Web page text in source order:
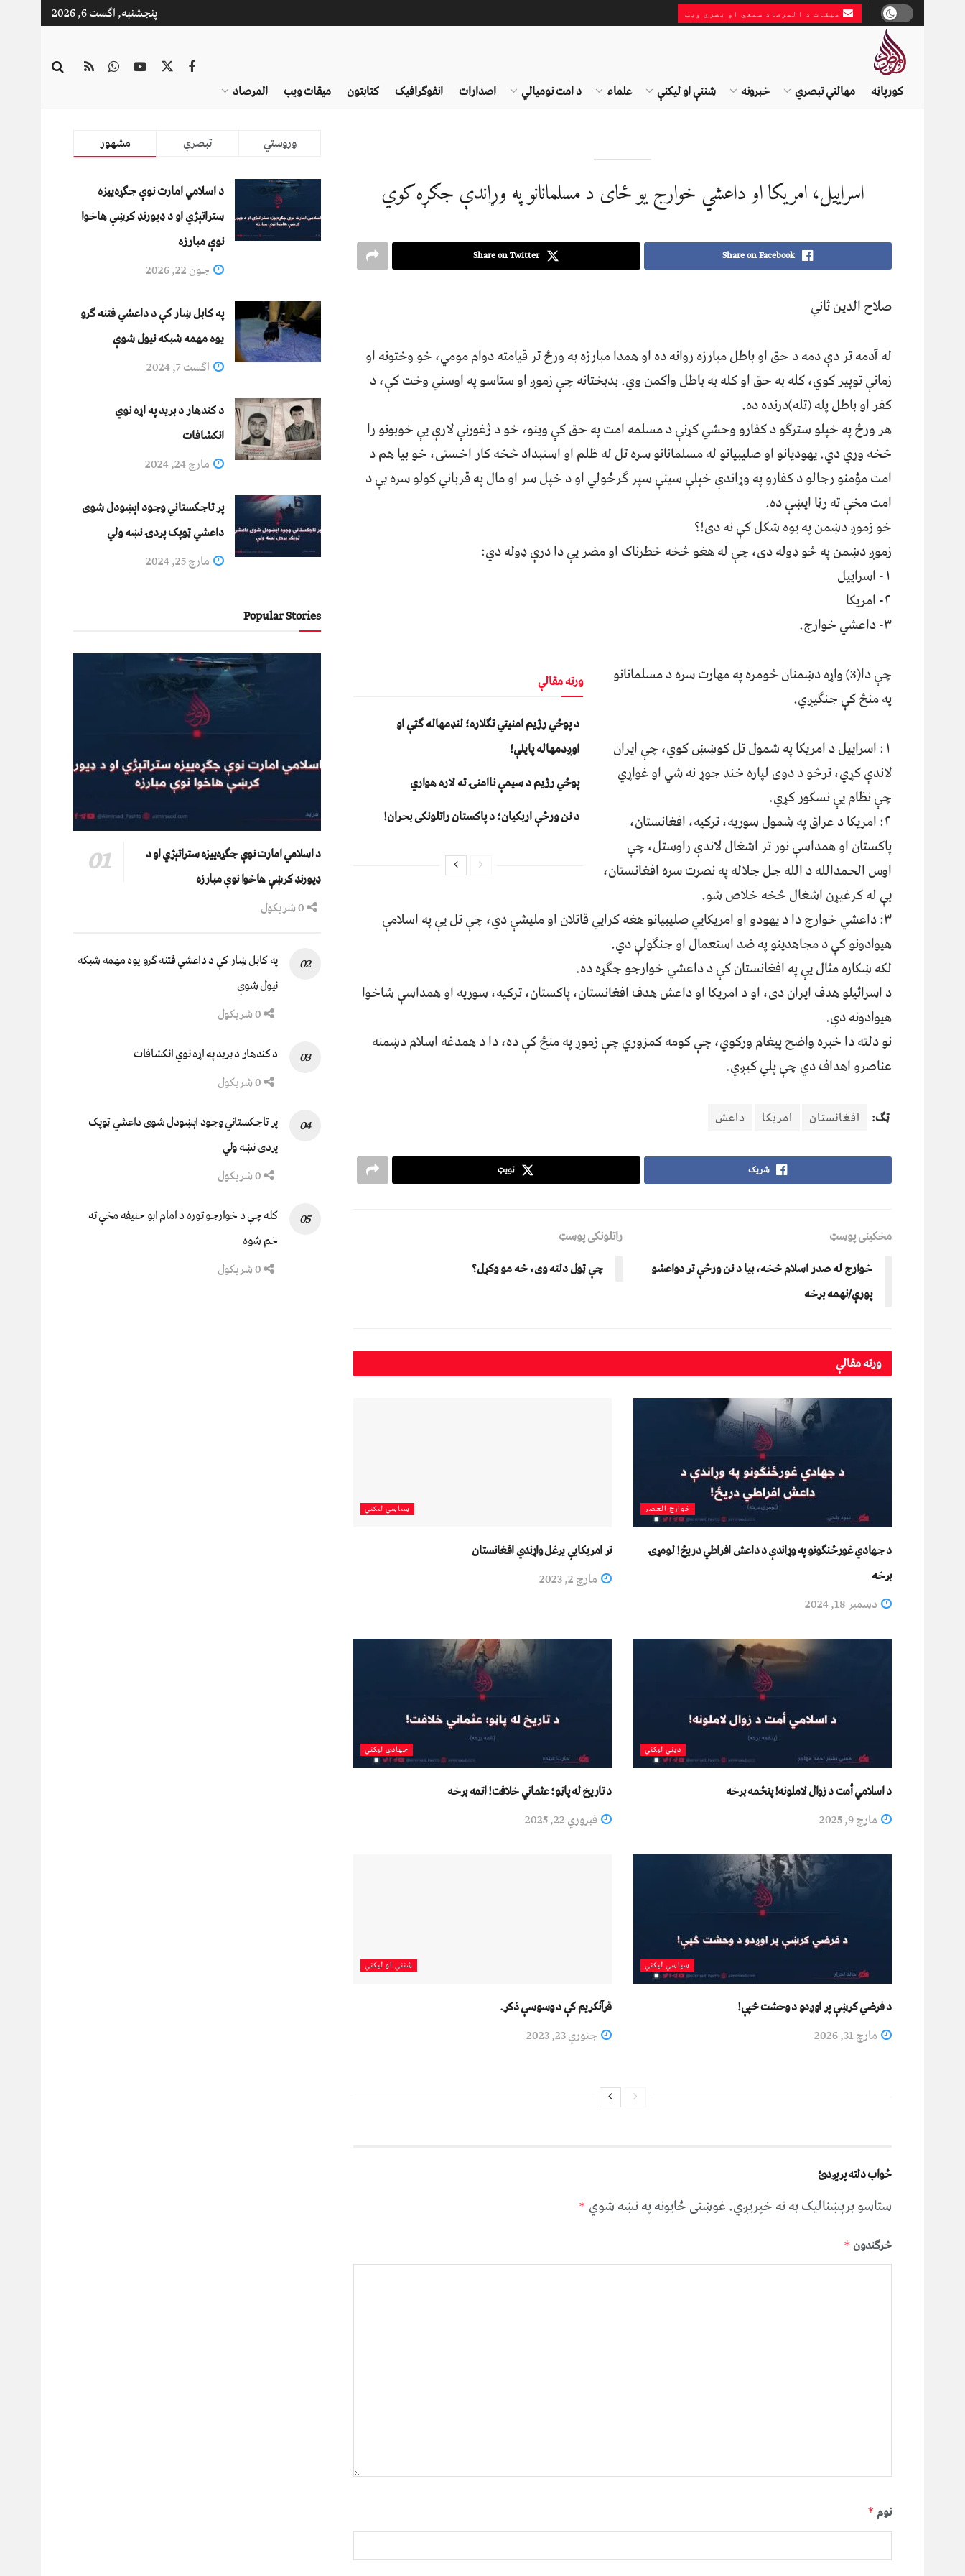
میقات د المرصاد سمعي او بصري ویب پنجشنبه, اگست 6, 2026
کورپاڼه مهالني تبصري خبرونه شننې او لیکنې علماء د امت نومیالي اصدارات انفوګرافیک کتابتون میقات ویب المرصاد
اسراییل، امریکا او داعشي خوارج یو ځاى د مسلمانانو په وړاندې جګړه کوي
Share on Facebook
Share on Twitter
صلاح الدین ثاني
له آدمه تر دې دمه د حق او باطل مبارزه روانه ده او همدا مبارزه به ورځ تر قیامته دوام مومي، خو وختونه او
زمانې توپیر کوي، کله به حق او کله به باطل واکمن وي. بدبختانه چې زموږ او ستاسو په اوسني وخت کې، د
کفر او باطل پله (تله)درنده ده.
هر ورځ په خپلو سترګو د کفارو وحشي کړنې د مسلمه امت په حق کې وینو، خو د ژغورنې لارې یې خوبونو را
څخه وړي دي. یهودیانو او صلیبیانو له مسلمانانو سره تل له ظلم او استبداد څخه کار اخستى، خو بیا هم د
امت مؤمنو رجالو د کفارو په وړاندې خپلې سینې سپر ګرځولي او د خپل سر او مال په قرباني کولو سره یې د
امت مخې ته رڼا ایښې ده.
خو زموږ دښمن په یوه شکل کې نه دى!؟
زموږ دښمن په څو ډوله دی، چې له هغو څخه خطرناک او مضر یې دا درې ډوله دي:
۱- اسراییل
۲- امریکا
۳- داعشي خوارج.
ورته مقالې
د پوځي رژیم امنیتي تګلاره؛ لنډمهاله ګټې او
اوږدمهاله پایلې!
پوځي رژیم د سیمې ناامنۍ ته لاره هواري
د نن ورځې اربکیان؛ د پاکستان راتلونکی بحران!
چې دا(3) واړه دښمنان څومره په مهارت سره د مسلمانانو
په منځ کې جنګیږي.
۱: اسراييل د امریکا په شمول تل کوښښ کوي، چې ایران
لاندې کړي، ترڅو د دوی لپاره خنډ جوړ نه شي او غواړي
چې نظام یې نسکور کړي.
۲: امریکا د عراق په شمول سوریه، ترکیه، افغانستان،
پاکستان او همداسې نور تر اشغال لاندې راوستل، چې
اوس الحمدالله د الله جل جلاله په نصرت سره افغانستان،
يې له کرغیړن اشغال څخه خلاص شو.
۳: داعشي خوارج دا د یهودو او امریکایي صلیبیانو هغه کرايي قاتلان او ملیشې دي، چې تل یې په اسلامې
هیوادونو کې د مجاهدینو په ضد استعمال او جنګولې دي.
لکه ښکاره مثال یې په افغانستان کې د داعشي خوارجو جګړه ده.
د اسرائيلو هدف ایران دی، او د امریکا او داعش هدف افغانستان، پاکستان، ترکیه، سوریه او همداسې شاخوا
هیوادونه دي.
نو دلته دا خبره واضح پيغام ورکوي، چې کومه کمزوري چې زموږ په منځ کې ده، دا د همدغه اسلام دښمنه
عناصرو اهداف دي چې پلي کيږي.
ټګ: افغانستان امریکا داعش
شریک ټویټ
مخکینی پوسټ
خوارج له صدر اسلام څخه، بیا د نن ورځې تر دواعشو
پورې/نهمه برخه
راتلونکی پوسټ
چې ټول دلته وی، څه مو وکړل؟
ورتهمقالې
خوارج العصر
د جهادي غورځنګونو په وړاندې د داعش افراطي دریځ! لومړۍ
برخه
دسمبر 18, 2024
سیاسي لیکني
تر امریکايې یرغل واړندي افغانستان
مارچ 2, 2023
دیني لیکني
د اسلامي أمت د زوال لاملونه! پنځمه برخه
مارچ 9, 2025
جهادي لیکني
د تاریخ له پاڼو؛ عثماني خلافت! اتمه برخه
فبروري 22, 2025
سیاسي لیکني
د فرضي کرښې پر اوږدو د وحشت څپې!
مارچ 31, 2026
شنني او لیکني
قرآنکریم کې د وسوسې ذکر.
جنوري 23, 2023
ځواب دلته پرېږدئ
ستاسو برېښناليک به نه خپريږي.غوښتى ځایونه په نښه شوي *
څرگندون *
نوم *
مشهور تبصرې وروستي
د اسلامي امارت نوې جګړه‌ییزه
ستراتېژي او د ډیورنډ کرښې هاخوا
نوې مبارزه
جون 22, 2026
په کابل ښار کې د داعشي فتنه ګرو
يوه مهمه شبکه نيول شوې
اگست 7, 2024
د کندهار د برید په اړه نوي
انکشافات
مارچ 24, 2024
پر تاجکستاني وجود اېښودل شوی
داعشي ټوپک پردۍ نښه ولي
مارچ 25, 2024
Popular Stories
د اسلامي امارت نوې جګړه‌ییزه ستراتېژي او د
ډیورنډ کرښې هاخوا نوې مبارزه
په کابل ښار کې د داعشي فتنه ګرو يوه مهمه شبکه
نيول شوې
د کندهار د برید په اړه نوي انکشافات
پر تاجکستاني وجود اېښودل شوی داعشي ټوپک
پردۍ نښه ولي
کله چې د خوارجو توره د امام ابو حنیفه مخې ته
خم شوه